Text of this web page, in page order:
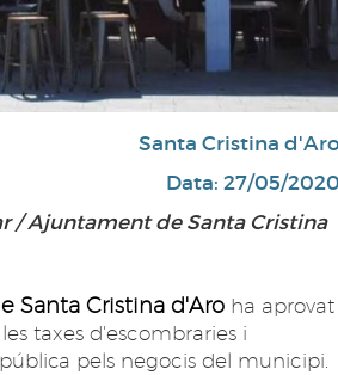
Santa Cristina
Data: 27/05/
/ Ajuntament de Santa Cristina
Santa Cristina d'Aro ha aprovat
taxes d'escombraries i
pels negocis del municipi.